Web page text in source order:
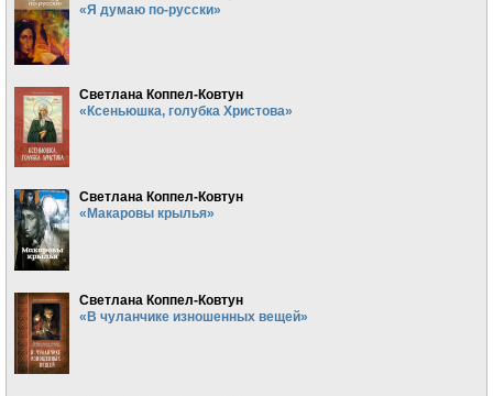
«Я думаю по-русски»
Светлана Коппел-Ковтун
«Ксеньюшка, голубка Христова»
Светлана Коппел-Ковтун
«Макаровы крылья»
Светлана Коппел-Ковтун
«В чуланчике изношенных вещей»